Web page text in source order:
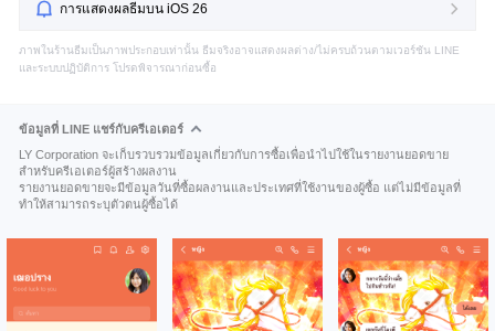
การแสดงผลธีมบน iOS 26
ภาพในร้านธีมเป็นภาพประกอบเท่านั้น ธีมจริงอาจแสดงผลต่าง/ไม่ครบถ้วนตามเวอร์ชัน LINE
และระบบปฏิบัติการ โปรดพิจารณาก่อนซื้อ
ข้อมูลที่ LINE แชร์กับครีเอเตอร์
LY Corporation จะเก็บรวบรวมข้อมูลเกี่ยวกับการซื้อเพื่อนำไปใช้ในรายงานยอดขาย
สำหรับครีเอเตอร์ผู้สร้างผลงาน
รายงานยอดขายจะมีข้อมูลวันที่ซื้อผลงานและประเทศที่ใช้งานของผู้ซื้อ แต่ไม่มีข้อมูลที่
ทำให้สามารถระบุตัวตนผู้ซื้อได้